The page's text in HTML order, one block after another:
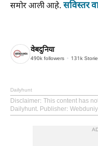
समोर आली आहे. सविस्तर
वेबदुनिया
490k followers 131k
Dailyhunt
Disclaimer: This content has
Dailyhunt. Publisher: